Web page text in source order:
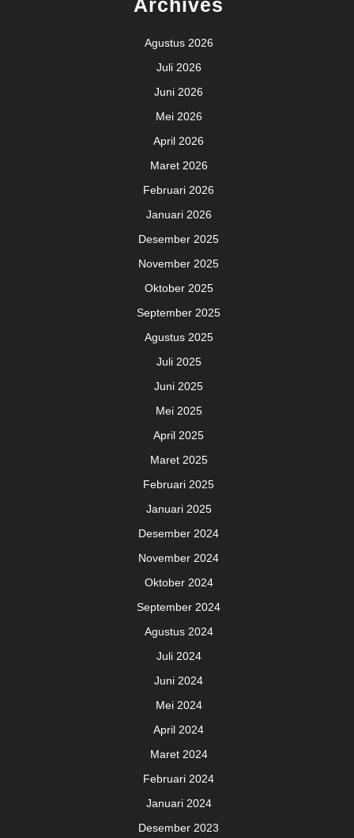
Archives
Agustus 2026
Juli 2026
Juni 2026
Mei 2026
April 2026
Maret 2026
Februari 2026
Januari 2026
Desember 2025
November 2025
Oktober 2025
September 2025
Agustus 2025
Juli 2025
Juni 2025
Mei 2025
April 2025
Maret 2025
Februari 2025
Januari 2025
Desember 2024
November 2024
Oktober 2024
September 2024
Agustus 2024
Juli 2024
Juni 2024
Mei 2024
April 2024
Maret 2024
Februari 2024
Januari 2024
Desember 2023